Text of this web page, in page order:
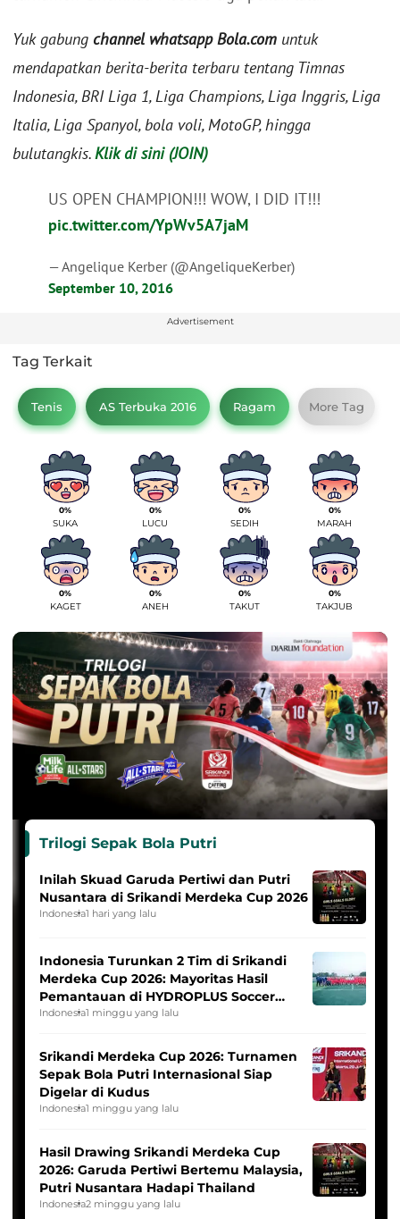
Yuk gabung channel whatsapp Bola.com untuk
mendapatkan berita-berita terbaru tentang Timnas
Indonesia, BRI Liga 1, Liga Champions, Liga Inggris, Liga
Italia, Liga Spanyol, bola voli, MotoGP, hingga
bulutangkis.Klik di sini (JOIN)
US OPEN CHAMPION!!! WOW, I DID IT!!!
pic.twitter.com/YpWv5A7jaM
— Angelique Kerber (@AngeliqueKerber)
September 10, 2016
Advertisement
Tag Terkait
Tenis AS Terbuka 2016 Ragam More Tag
0%
SUKA
0%
LUCU
0%
SEDIH
0%
MARAH
0%
KAGET
0%
ANEH
0%
TAKUT
0%
TAKJUB
Trilogi Sepak Bola Putri
Inilah Skuad Garuda Pertiwi dan Putri
Nusantara di Srikandi Merdeka Cup 2026
Indonesia1 hari yang lalu
Indonesia Turunkan 2 Tim di Srikandi
Merdeka Cup 2026: Mayoritas Hasil
Pemantauan di HYDROPLUS Soccer
League
Indonesia1 minggu yang lalu
Srikandi Merdeka Cup 2026: Turnamen
Sepak Bola Putri Internasional Siap
Digelar di Kudus
Indonesia1 minggu yang lalu
Hasil Drawing Srikandi Merdeka Cup
2026: Garuda Pertiwi Bertemu Malaysia,
Putri Nusantara Hadapi Thailand
Indonesia2 minggu yang lalu